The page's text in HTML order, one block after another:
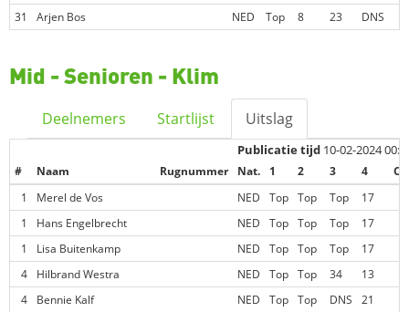
31
Arjen Bos NED Top 8 23 DNS
Mid - Senioren - Klim
Deelnemers Startlijst Uitslag
Publicatie tijd 10-02-2024
# Naam Rugnummer Nat. 1 2 3 4
1
Merel de Vos NED Top Top Top
17
1
Hans Engelbrecht NED Top Top Top
17
1
Lisa Buitenkamp NED Top Top Top
17
4
Hilbrand Westra NED Top Top 34
13
4
Bennie Kalf NED Top Top DNS
21